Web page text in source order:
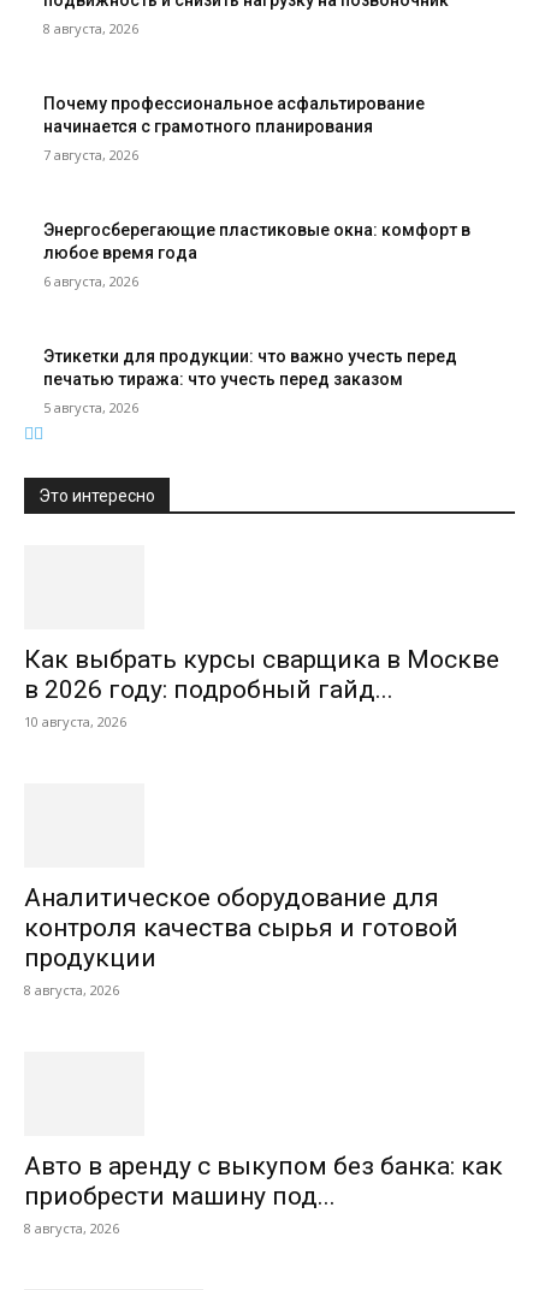
8 августа, 2026
Почему профессиональное асфальтирование
начинается с грамотного планирования
7 августа, 2026
Энергосберегающие пластиковые окна: комфорт в
любое время года
6 августа, 2026
Этикетки для продукции: что важно учесть перед
печатью тиража: что учесть перед заказом
5 августа, 2026
Это интересно
Как выбрать курсы сварщика в Москве
в 2026 году: подробный гайд...
10 августа, 2026
Аналитическое оборудование для
контроля качества сырья и готовой
продукции
8 августа, 2026
Авто в аренду с выкупом без банка: как
приобрести машину под...
8 августа, 2026